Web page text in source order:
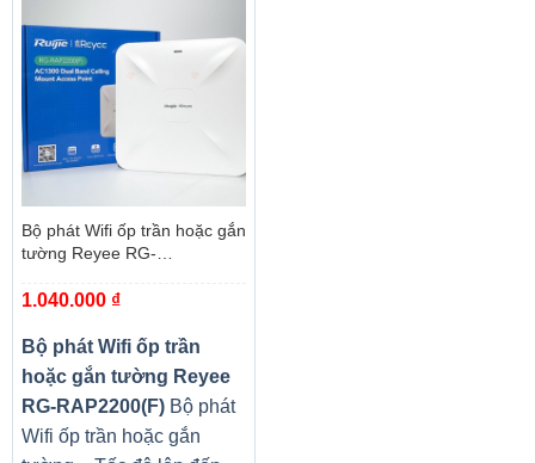
Bộ phát Wifi ốp trần hoặc gắn
tường Reyee RG-
1.040.000 ₫
Bộ phát Wifi ốp trần
hoặc gắn tường Reyee
RG-RAP2200(F)Bộ phát
Wifi ốp trần hoặc gắn